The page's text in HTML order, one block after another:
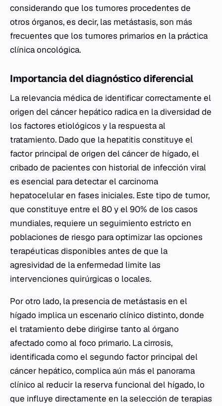
considerando que los tumores procedentes de
otros órganos, es decir, las metástasis, son más
frecuentes que los tumores primarios en la práctica
clínica oncológica.
Importancia del diagnóstico diferencial
La relevancia médica de identificar correctamente el
origen del cáncer hepático radica en la diversidad de
los factores etiológicos y la respuesta al
tratamiento. Dado que la hepatitis constituye el
factor principal de origen del cáncer de hígado, el
cribado de pacientes con historial de infección viral
es esencial para detectar el carcinoma
hepatocelular en fases iniciales. Este tipo de tumor,
que constituye entre el 80 y el 90% de los casos
mundiales, requiere un seguimiento estricto en
poblaciones de riesgo para optimizar las opciones
terapéuticas disponibles antes de que la
agresividad de la enfermedad limite las
intervenciones quirúrgicas o locales.
Por otro lado, la presencia de metástasis en el
hígado implica un escenario clínico distinto, donde
el tratamiento debe dirigirse tanto al órgano
afectado como al foco primario. La cirrosis,
identificada como el segundo factor principal del
cáncer hepático, complica aún más el panorama
clínico al reducir la reserva funcional del hígado, lo
que influye directamente en la selección de terapias